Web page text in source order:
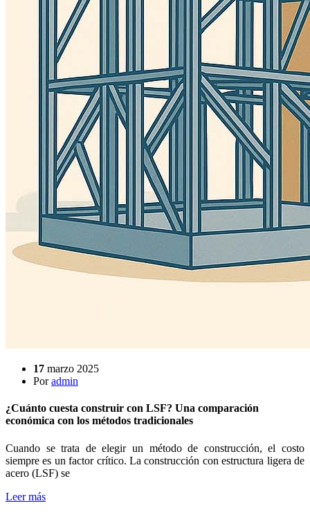
17 marzo 2025
Poradmin
¿Cuánto cuesta construir con LSF? Una comparación
económica con los métodos tradicionales
Cuando se trata de elegir un método de construcción, el costo
siempre es un factor crítico. La construcción con estructura ligera de
acero (LSF) se
Leer más